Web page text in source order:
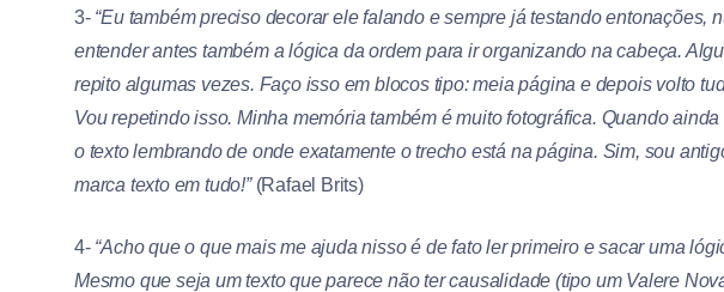
3- “Eu também preciso decorar ele falando e sempre já testando entonações,
entender antes também a lógica da ordem para ir organizando na cabeça.
repito algumas vezes. Faço isso em blocos tipo: meia página e depois volto
Vou repetindo isso. Minha memória também é muito fotográfica. Quando
o texto lembrando de onde exatamente o trecho está na página. Sim, sou
marca texto em tudo!”(Rafael Brits)
4- “Acho que o que mais me ajuda nisso é de fato ler primeiro e sacar uma
Mesmo que seja um texto que parece não ter causalidade (tipo um Valere